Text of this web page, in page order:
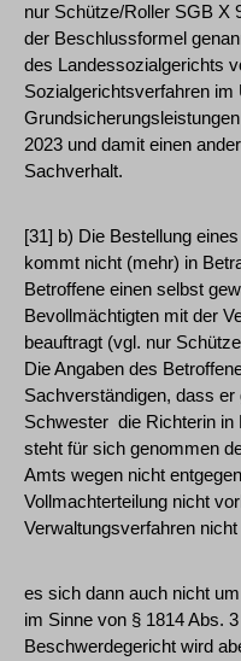
nur Schütze/Roller SGB X
der Beschlussformel
des Landessozialgerichts
Sozialgerichtsverfahren
2023 und damit einen
Sachverhalt.
[31] b) Die Bestellung
kommt nicht (mehr) in
Betroffene einen selbst
Bevollmächtigten mit der
beauftragt (vgl. nur
Die Angaben des
Sachverständigen, dass
Schwester ­ die Richterin
steht für sich genommen
Amts wegen nicht
Vollmachterteilung nicht
Verwaltungsverfahren
es sich dann auch nicht
im Sinne von § 1814 Abs.
Beschwerdegericht wird